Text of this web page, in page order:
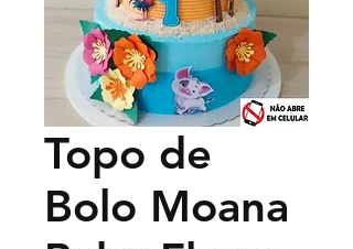
Topo de
Bolo Moana